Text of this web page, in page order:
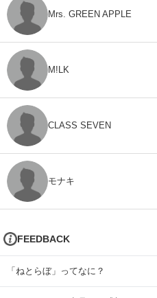
Mrs. GREEN APPLE
M!LK
CLASS SEVEN
モナキ
FEEDBACK
「ねとらぼ」ってなに？